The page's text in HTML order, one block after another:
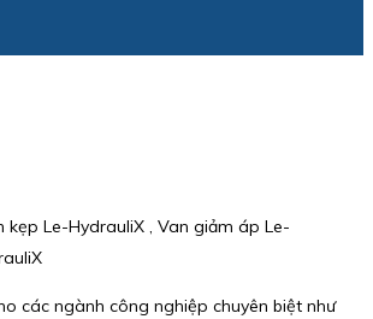
Le-HydrauliX , Van giảm áp Le-
các ngành công nghiệp chuyên biệt như